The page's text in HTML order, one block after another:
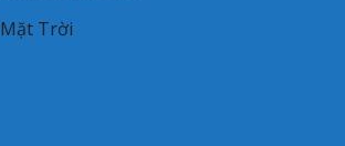
Trời